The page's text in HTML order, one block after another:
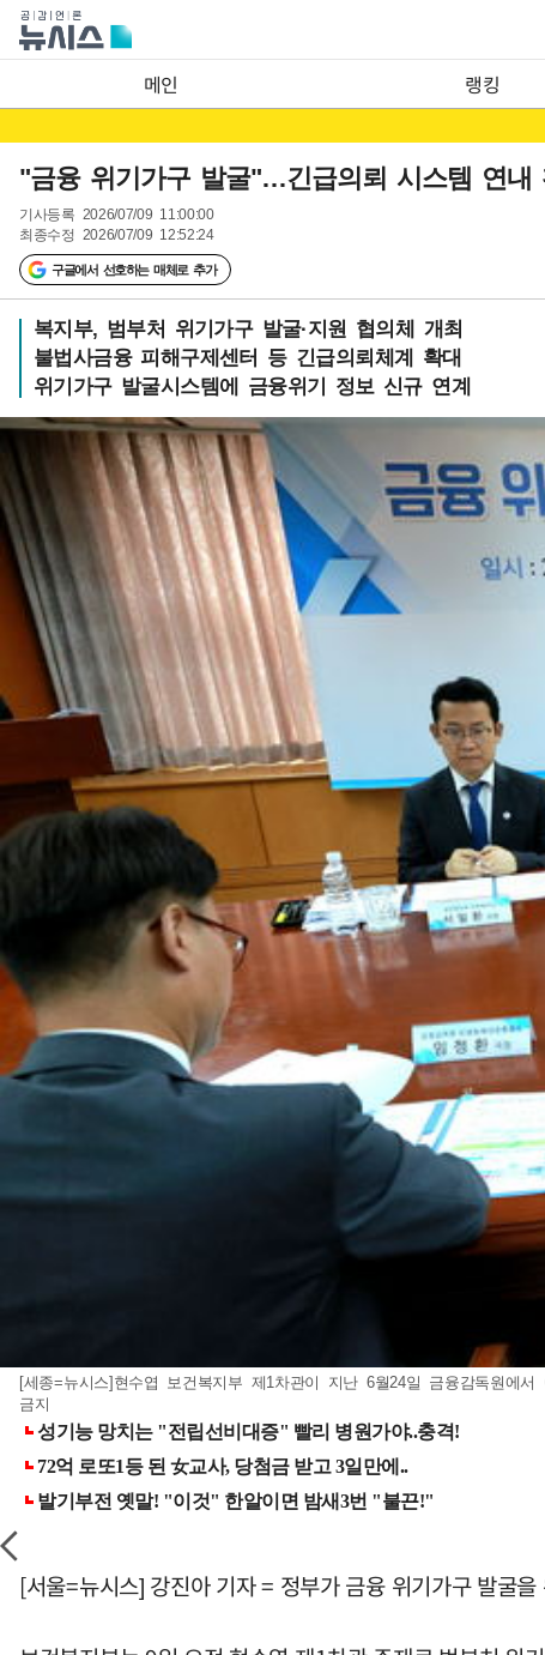
메인 랭킹
"금융 위기가구 발굴"…긴급의뢰 시스템 연내
기사등록 2026/07/09 11:00:00
최종수정 2026/07/09 12:52:24
구글에서 선호하는 매체로 추가
복지부, 범부처 위기가구 발굴·지원 협의체 개최
불법사금융 피해구제센터 등 긴급의뢰체계 확대
위기가구 발굴시스템에 금융위기 정보 신규 연계
[세종=뉴시스]현수엽 보건복지부 제1차관이 지난 6월24일 금융감독원에
금지
[서울=뉴시스] 강진아 기자 = 정부가 금융 위기가구 발굴